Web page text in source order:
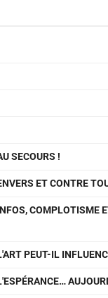
SECOURS !
ET CONTRE
COMPLOTISME
PEUT-IL